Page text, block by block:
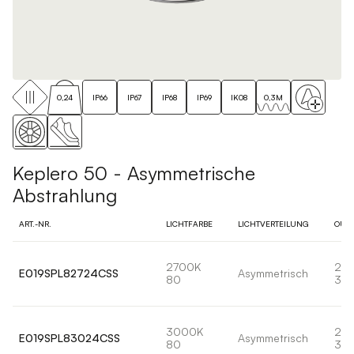
0,24 IP66 IP67 IP68 IP69 IK08 0,3M
Keplero 50 - Asymmetrische
Abstrahlung
ART.-NR. LICHTFARBE LICHTVERTEILUNG
E019SPL82724CSS
2700K
80
Asymmetrisch
E019SPL83024CSS
3000K
80
Asymmetrisch